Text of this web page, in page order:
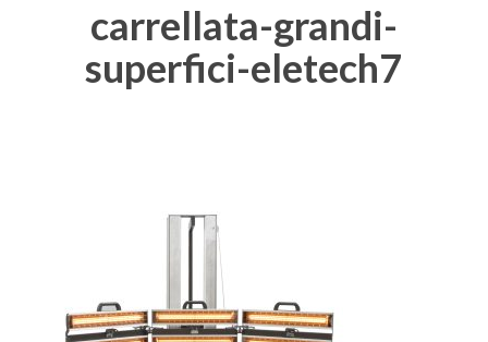
carrellata-grandi-
superfici-eletech7